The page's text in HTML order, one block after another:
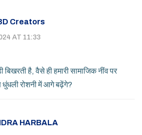
Creators
AT 11:33
है, वैसे ही हमारी सामाजिक नींव पर
रोशनी में आगे बढ़ेंगे?
HARBALA